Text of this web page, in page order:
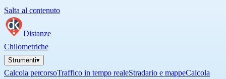
Salta al contenuto
Distanze
Chilometriche
Strumenti▾
Calcola percorsoTraffico in tempo realeStradario e mappeCalcola